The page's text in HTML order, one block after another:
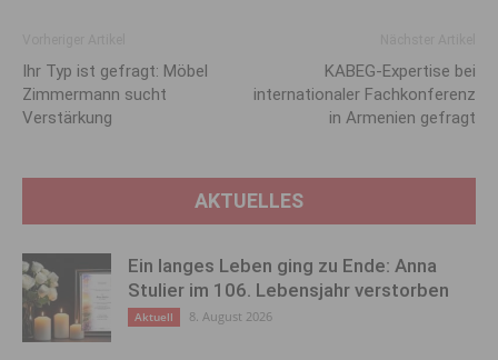
Ihr Typ ist gefragt: Möbel
Zimmermann sucht
Verstärkung
KABEG-Expertise bei
internationaler Fachkonferenz
in Armenien gefragt
AKTUELLES
Ein langes Leben ging zu Ende: Anna
Stulier im 106. Lebensjahr verstorben
Aktuell 8. August 2026